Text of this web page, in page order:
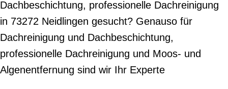
Dachbeschichtung, professionelle Dachreinigung
in 73272 Neidlingen gesucht? Genauso für
Dachreinigung und Dachbeschichtung,
professionelle Dachreinigung und Moos- und
Algenentfernung sind wir Ihr Experte